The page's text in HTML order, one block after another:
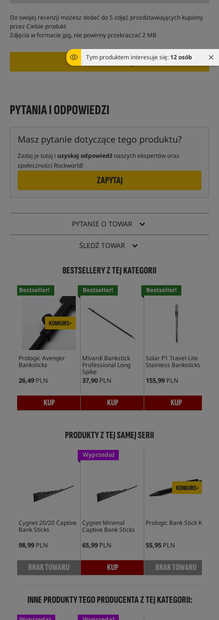
Tym produktem interesuje się: 12 osób
Do swojej recenzji możesz dodać do 5 zdjęć przedstawiających kupiony
przez Ciebie produkt
Zdjęcia w formacie jpg, nie powinny przekraczać 2 MB
PYTANIA I ODPOWIEDZI
Masz pytanie dotyczące tego produktu?
Zadaj je tutaj i uzyskaj odpowiedź naszych ekspertów oraz
społeczności Rockworld!
ZAPYTAJ
PYTANIE O TOWAR
ŚLEDŹ TOWAR
BESTSELLERY Z TEJ KATEGORII
Bestseller!
KONKURS+
Prologic Avenger
Banksticks
26,49 PLN
KUP
Bestseller!
Mivardi Bankstick
Professional Long
Spike
37,90 PLN
KUP
Bestseller!
Solar P1 Travel-Lite
Stainless Banksticks
155,99 PLN
KUP
PRODUKTY Z TEJ SAMEJ SERII
Cygnet 20/20 Captive
Bank Sticks
98,99 PLN
BRAK TOWARU
Wyprzedaż
Cygnet Minimal
Captive Bank Sticks
65,99 PLN
KUP
KONKURS+
Prologic Bank Stick K1
55,95 PLN
BRAK TOWARU
INNE PRODUKTY TEGO PRODUCENTA Z TEJ KATEGORII: